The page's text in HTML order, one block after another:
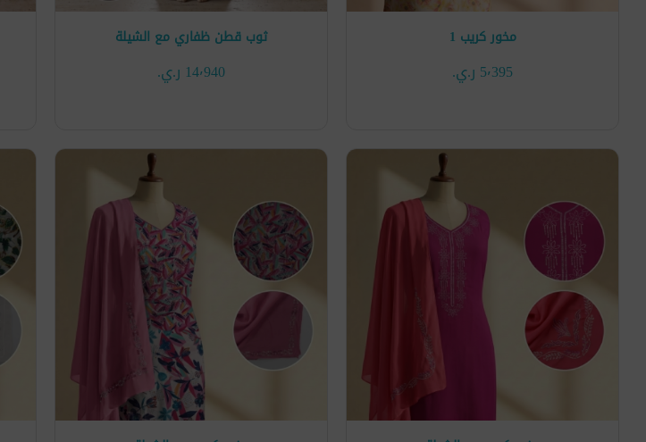
مخور كريب 1
5٬395 ر.ي.‏
ثوب قطن ظفاري مع الشيلة
14٬940 ر.ي.‏